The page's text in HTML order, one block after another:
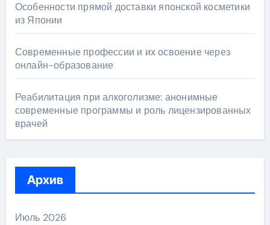
Особенности прямой доставки японской косметики
из Японии
Современные профессии и их освоение через
онлайн-образование
Реабилитация при алкоголизме: анонимные
современные программы и роль лицензированных
врачей
Архив
Июль 2026